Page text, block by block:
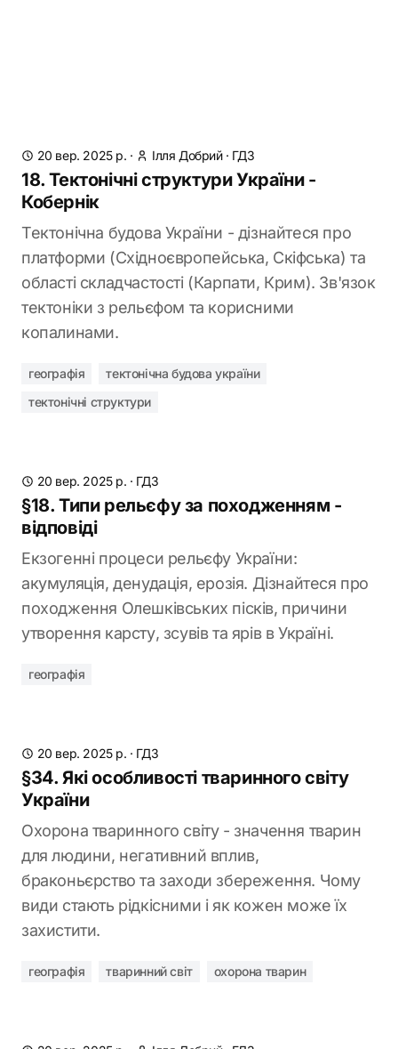
20 вер. 2025 р. · Ілля Добрий· ГДЗ
18. Тектонічні структури України -
Кобернік
Тектонічна будова України - дізнайтеся про
платформи (Східноєвропейська, Скіфська) та
області складчастості (Карпати, Крим). Зв'язок
тектоніки з рельєфом та корисними
копалинами.
географія
тектонічна будова україни
тектонічні структури
20 вер. 2025 р. · ГДЗ
§18. Типи рельєфу за походженням -
відповіді
Екзогенні процеси рельєфу України:
акумуляція, денудація, ерозія. Дізнайтеся про
походження Олешківських пісків, причини
утворення карсту, зсувів та ярів в Україні.
географія
20 вер. 2025 р. · ГДЗ
§34. Які особливості тваринного світу
України
Охорона тваринного світу - значення тварин
для людини, негативний вплив,
браконьєрство та заходи збереження. Чому
види стають рідкісними і як кожен може їх
захистити.
географія тваринний світ охорона тварин